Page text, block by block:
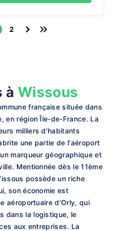
2
à Wissous
française située dans
en région Île-de-France. La
milliers d'habitants
une partie de l'aéroport
marqueur géographique et
Mentionnée dès le 11ème
possède un riche
son économie est
aéroportuaire d'Orly, qui
dans la logistique, le
aux entreprises. La